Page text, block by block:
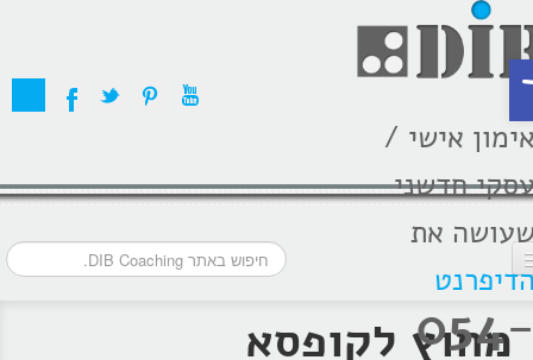
אישי /
חדשני
את
מחוץ לקופסא